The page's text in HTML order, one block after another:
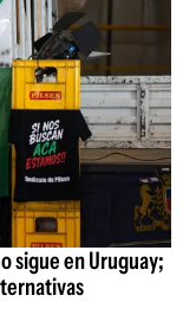
sigue en Uruguay;